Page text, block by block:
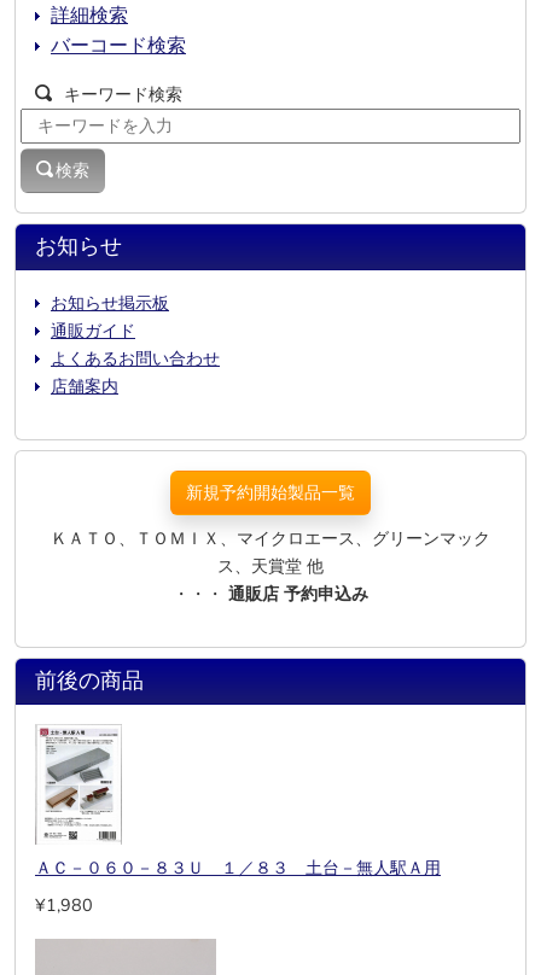
お知らせ
お知らせ掲示板
通販ガイド
よくあるお問い合わせ
店舗案内
詳細検索
バーコード検索
キーワード検索
検索
新規予約開始製品一覧
ＫＡＴＯ、ＴＯＭＩＸ、マイクロエース、グリーンマック
ス、天賞堂 他
・・・ 通販店 予約申込み
前後の商品
ＡＣ－０６０－８３Ｕ １／８３ 土台－無人駅Ａ用
¥1,980